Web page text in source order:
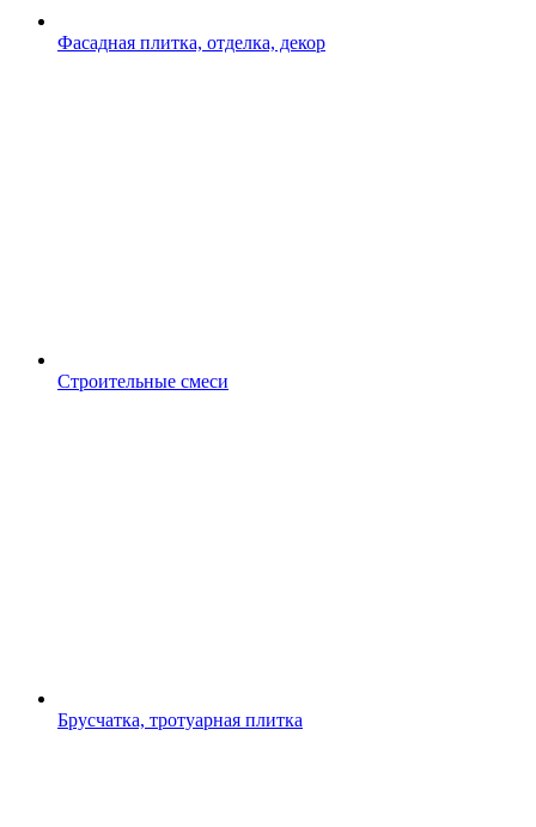
Фасадная плитка, отделка, декор
Строительные смеси
Брусчатка, тротуарная плитка